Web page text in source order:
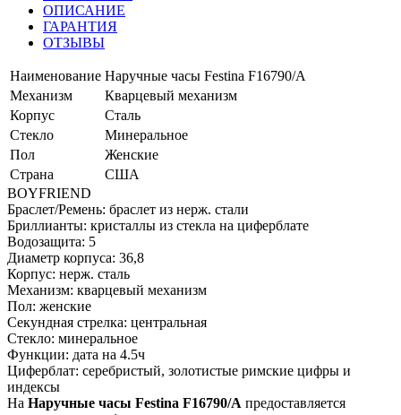
ОПИСАНИЕ
ГАРАНТИЯ
ОТЗЫВЫ
Наименование Наручные часы Festina F16790/A
Механизм
Кварцевый механизм
Корпус
Сталь
Стекло
Минеральное
Пол
Женские
Страна
США
BOYFRIEND
Браслет/Ремень: браслет из нерж. стали
Бриллианты: кристаллы из стекла на циферблате
Водозащита: 5
Диаметр корпуса: 36,8
Корпус: нерж. сталь
Механизм: кварцевый механизм
Пол: женские
Секундная стрелка: центральная
Стекло: минеральное
Функции: дата на 4.5ч
Циферблат: серебристый, золотистые римские цифры и
индексы
На Наручные часы Festina F16790/A предоставляется